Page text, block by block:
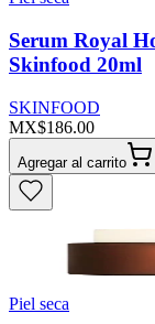
Serum Royal
Skinfood 20ml
SKINFOOD
MX$186.00
Agregar al carrito
Piel seca